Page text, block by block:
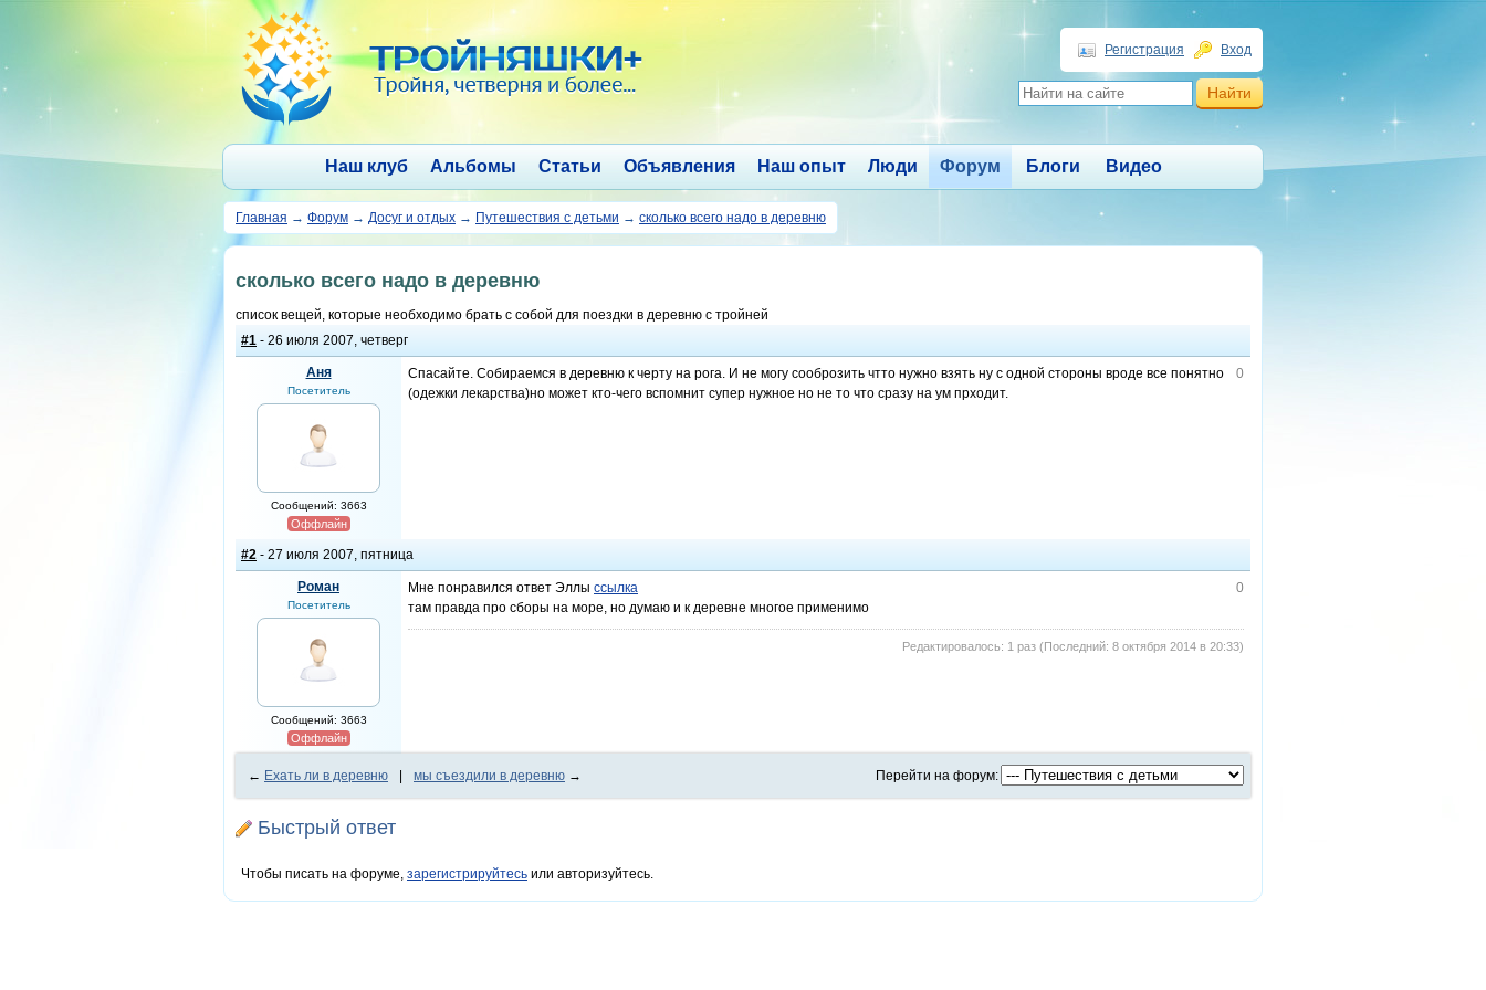
Регистрация Вход
Наш клуб Альбомы Статьи Объявления Наш опыт Люди Форум Блоги Видео
Главная → Форум → Досуг и отдых → Путешествия с детьми → сколько всего надо в деревню
сколько всего надо в деревню
список вещей, которые необходимо брать с собой для поездки в деревню с тройней
#1 - 26 июля 2007, четверг
Аня
Посетитель
Сообщений: 3663
Оффлайн
0
Спасайте. Собираемся в деревню к черту на рога. И не могу сооброзить чтто нужно взять ну с одной стороны вроде все понятно
(одежки лекарства)но может кто-чего вспомнит супер нужное но не то что сразу на ум прходит.
#2 - 27 июля 2007, пятница
Роман
Посетитель
Сообщений: 3663
Оффлайн
0
Мне понравился ответ Эллы ссылка
там правда про сборы на море, но думаю и к деревне многое применимо
Редактировалось: 1 раз (Последний: 8 октября 2014 в 20:33)
← Ехать ли в деревню мы съездили в деревню → Перейти на форум:
Быстрый ответ
Чтобы писать на форуме, зарегистрируйтесь или авторизуйтесь.